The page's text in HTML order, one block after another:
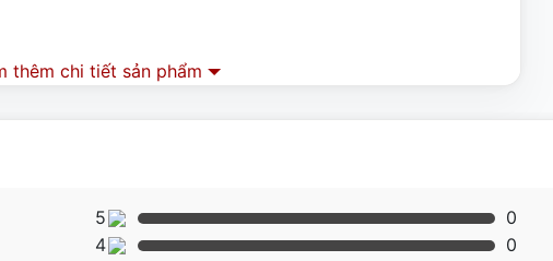
khả năng chịu lực và chịu nhiệt tốt, có thể nhìn thấy rõ đồ uống, bánh
và thu hút khách hàng
chắn, không bị hao mòn qua thời gian sử dụng
thêm chi tiết sản phẩm
5
0
4
0